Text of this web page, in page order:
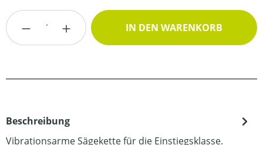
Produkt Anzahl: Gib den gewünschten
IN DEN WARENKORB
Beschreibung
Vibrationsarme Sägekette für die Einstiegsklasse.